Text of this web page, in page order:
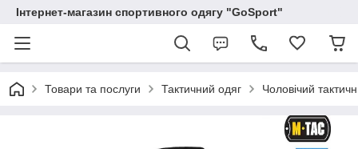
Інтернет-магазин спортивного одягу "GoSport"
Товари та послуги Тактичний одяг Чоловічий